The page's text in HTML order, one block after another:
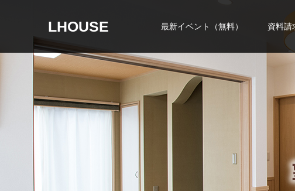
LHOUSE 最新イベント（無料） 資料請